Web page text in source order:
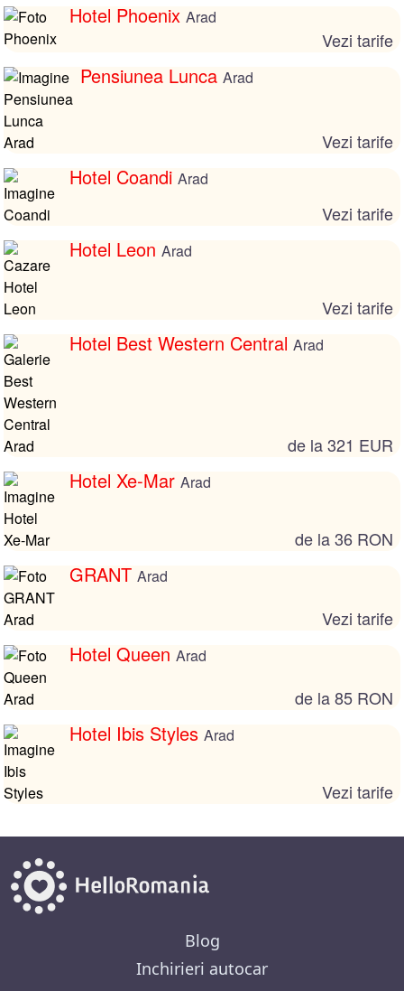
Hotel PhoenixArad
Vezi tarife
Pensiunea Lunca Arad
Vezi tarife
Hotel CoandiArad
Vezi tarife
Hotel LeonArad
Vezi tarife
Hotel Best Western CentralArad
de la 321 EUR
Hotel Xe-MarArad
de la 36 RON
GRANTArad
Vezi tarife
Hotel QueenArad
de la 85 RON
Hotel Ibis StylesArad
Vezi tarife
Blog
Inchirieri autocar